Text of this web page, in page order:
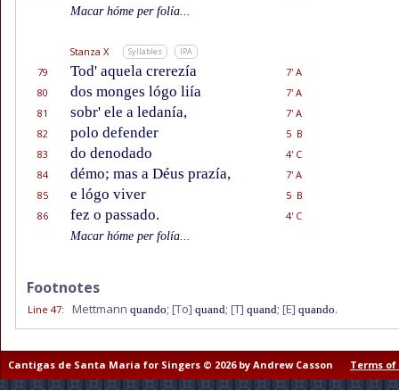
Macar hóme per folía...
Stanza X Syllables IPA
79 Tod' aquela crerezía
7' A
80
dos monges lógo liía
7' A
81
sobr' ele a ledanía,
7' A
82
polo defender
5 B
83
do denodado
4' C
84
démo; mas a Déus prazía,
7' A
85
e lógo viver
5 B
86
fez o passado.
4' C
Macar hóme per folía...
Footnotes
Line 47: Mettmann quando; [To] quand; [T] quand; [E] quando.
Cantigas de Santa Maria for Singers © 2026 by Andrew Casson Terms of